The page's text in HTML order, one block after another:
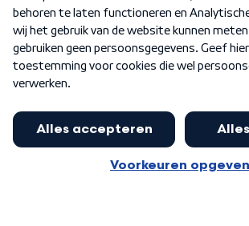
Nieuwsbrief
Word Lid